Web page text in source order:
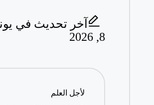
آخر تحديث في
8, 2026
لأجل العلم